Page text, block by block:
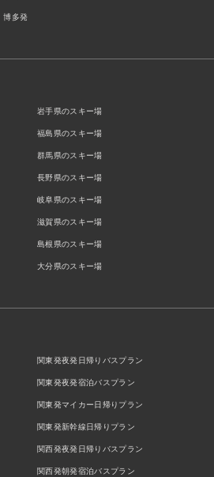
博多発
岩手県のスキー場
福島県のスキー場
群馬県のスキー場
長野県のスキー場
岐阜県のスキー場
滋賀県のスキー場
島根県のスキー場
大分県のスキー場
関東発夜発日帰りバスプラン
関東発夜発宿泊バスプラン
関東発マイカー日帰りプラン
関東発新幹線日帰りプラン
関西発夜発日帰りバスプラン
関西発朝発宿泊バスプラン